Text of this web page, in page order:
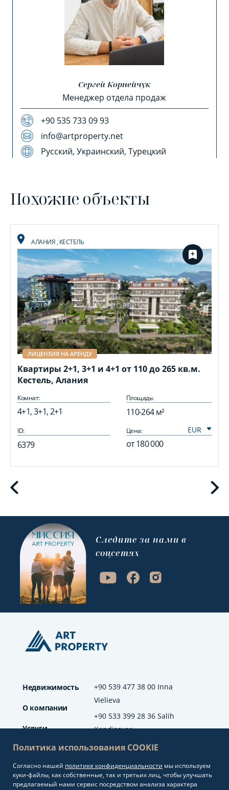
Сергей Корнейчук
Менеджер отдела продаж
+90 535 733 09 93
info@artproperty.net
Русский, Украинский, Турецкий
Похожие объекты
АЛАНИЯ, КЕСТЕЛЬ
ЛИЦЕНЗИЯ НА АРЕНДУ
Квартиры 2+1, 3+1 и 4+1 от 110 до 265 кв.м.
Кестель, Алания
Комнат:
4+1, 3+1, 2+1
Площадь:
110-264 м²
ID:
6379
Цена:
от180 000
+90 539 477 38 00 Inna
Vielieva
+90 533 399 28 36 Salih
Kendisever
info@artproperty.net
Mahmutlar Mah.
Недвижимость
О компании
Услуги
Отзывы
Блог
Cледите за нами в
соцсетях
Политика использования COOKIE
Согласно нашей политике конфиденциальности мы используем
куки-файлы, как собственные, так и третьих лиц, чтобы улучшать
предлагаемый нами сервис посредством анализа характера